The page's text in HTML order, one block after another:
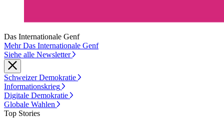
Das Internationale Genf
Mehr Das Internationale Genf
Siehe alle Newsletter
Schweizer Demokratie
Informationskrieg
Digitale Demokratie
Globale Wahlen
Top Stories